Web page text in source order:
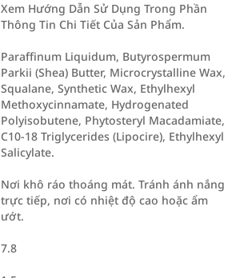
Xem Hướng Dẫn Sử Dụng Trong Phần
Thông Tin Chi Tiết Của Sản Phẩm.
Paraffinum Liquidum, Butyrospermum
Parkii (Shea) Butter, Microcrystalline Wax,
Squalane, Synthetic Wax, Ethylhexyl
Methoxycinnamate, Hydrogenated
Polyisobutene, Phytosteryl Macadamiate,
C10-18 Triglycerides (Lipocire), Ethylhexyl
Salicylate.
Nơi khô ráo thoáng mát. Tránh ánh nắng
trực tiếp, nơi có nhiệt độ cao hoặc ẩm
ướt.
7.8